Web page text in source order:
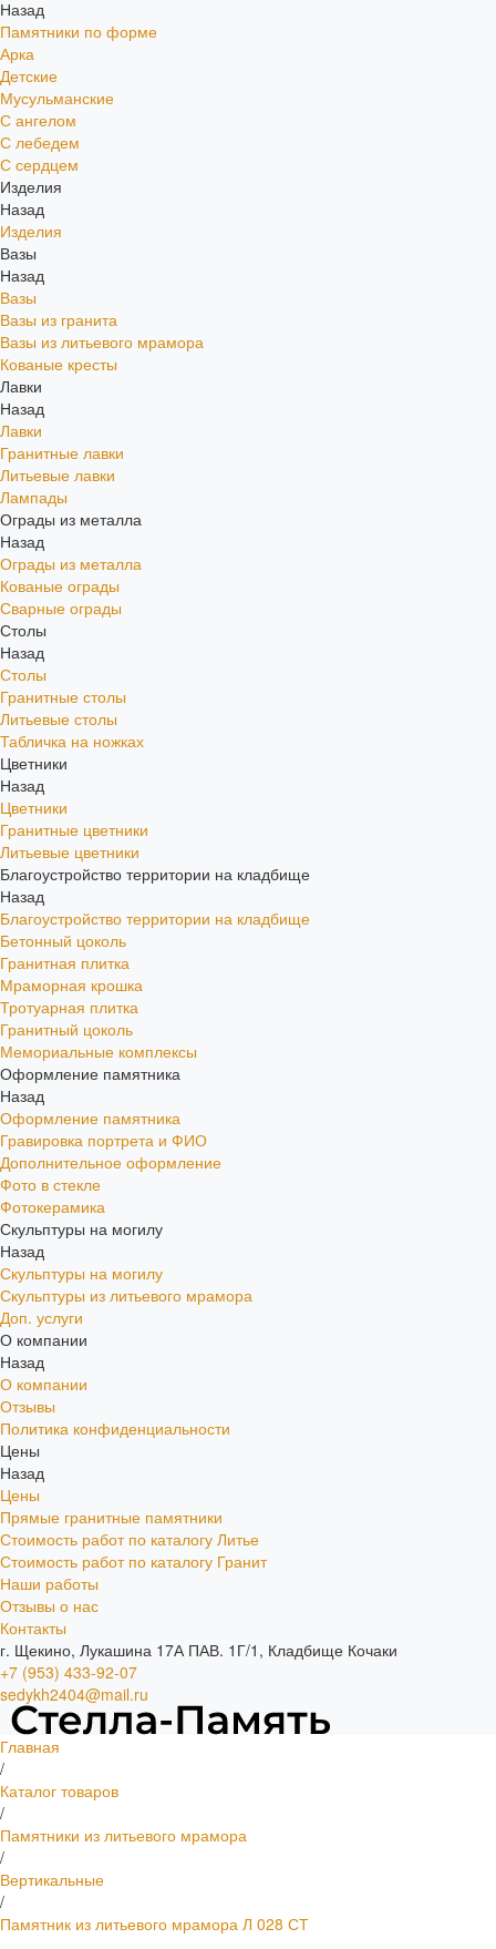
Назад
Памятники по форме
Арка
Детские
Мусульманские
С ангелом
С лебедем
С сердцем
Изделия
Назад
Изделия
Вазы
Назад
Вазы
Вазы из гранита
Вазы из литьевого мрамора
Кованые кресты
Лавки
Назад
Лавки
Гранитные лавки
Литьевые лавки
Лампады
Ограды из металла
Назад
Ограды из металла
Кованые ограды
Сварные ограды
Столы
Назад
Столы
Гранитные столы
Литьевые столы
Табличка на ножках
Цветники
Назад
Цветники
Гранитные цветники
Литьевые цветники
Благоустройство территории на кладбище
Назад
Благоустройство территории на кладбище
Бетонный цоколь
Гранитная плитка
Мраморная крошка
Тротуарная плитка
Гранитный цоколь
Мемориальные комплексы
Оформление памятника
Назад
Оформление памятника
Гравировка портрета и ФИО
Дополнительное оформление
Фото в стекле
Фотокерамика
Скульптуры на могилу
Назад
Скульптуры на могилу
Скульптуры из литьевого мрамора
Доп. услуги
О компании
Назад
О компании
Отзывы
Политика конфиденциальности
Цены
Назад
Цены
Прямые гранитные памятники
Стоимость работ по каталогу Литье
Стоимость работ по каталогу Гранит
Наши работы
Отзывы о нас
Контакты
г. Щекино, Лукашина 17А ПАВ. 1Г/1, Кладбище Кочаки
+7 (953) 433-92-07
sedykh2404@mail.ru
Главная
/
Каталог товаров
/
Памятники из литьевого мрамора
/
Вертикальные
/
Памятник из литьевого мрамора Л 028 СТ